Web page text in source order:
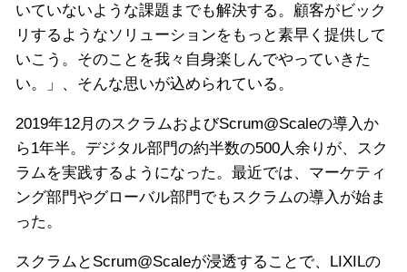
いていないような課題までも解決する。顧客がビック
リするようなソリューションをもっと素早く提供して
いこう。そのことを我々自身楽しんでやっていきた
い。」、そんな思いが込められている。
2019年12月のスクラムおよびScrum@Scaleの導入か
ら1年半。デジタル部門の約半数の500人余りが、スク
ラムを実践するようになった。最近では、マーケティ
ング部門やグローバル部門でもスクラムの導入が始ま
った。
スクラムとScrum@Scaleが浸透することで、LIXILの